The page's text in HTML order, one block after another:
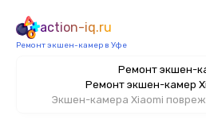
action-iq.ru
Ремонт экшен-камер в Уфе
Ремонт экшен-
Ремонт экшен-камер
Экшен-камера Xiaomi